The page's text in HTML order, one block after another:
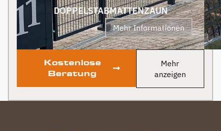
sogar noch ein Paket mit
leckerem Honig. Danke
auch dafür!
DOPPELSTABMATTENZAUN
Mehr Informationen
Kostenlose
Beratung
Mehr
anzeigen